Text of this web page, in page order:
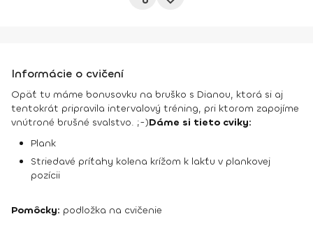
Informácie o cvičení
Opäť tu máme bonusovku na bruško s Dianou, ktorá si aj
tentokrát pripravila intervalový tréning, pri ktorom zapojíme
vnútroné brušné svalstvo. ;-)Dáme si tieto cviky:
Plank
Striedavé príťahy kolena krížom k lakťu v plankovej
pozícii
Pomôcky: podložka na cvičenie